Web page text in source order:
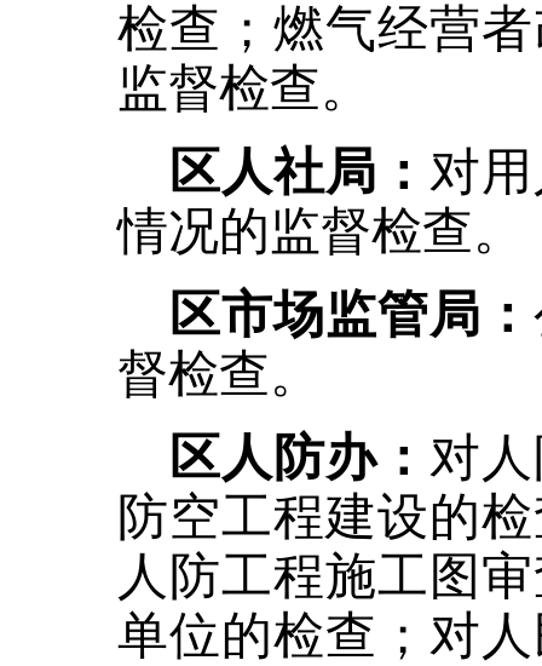
检查；燃气经营
监督检查。
区人社局： 对
情况的监督检查。
区市场监管局：
督检查。
区人防办： 对
防空工程建设的
人防工程施工图
单位的检查；对